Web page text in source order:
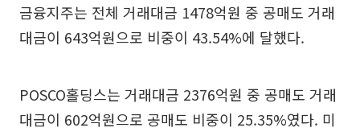
금융지주는 전체 거래대금 1478억원 중 공매도 거래
대금이 643억원으로 비중이 43.54%에 달했다.
POSCO홀딩스는 거래대금 2376억원 중 공매도 거래
대금이 602억원으로 공매도 비중이 25.35%였다. 미